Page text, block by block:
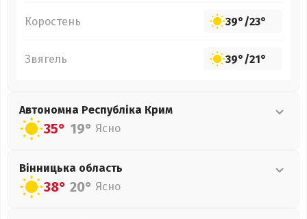
Коростень 39°/23°
Звягель 39°/21°
Автономна Республіка Крим
35° 19° Ясно
Вінницька область
38° 20° Ясно